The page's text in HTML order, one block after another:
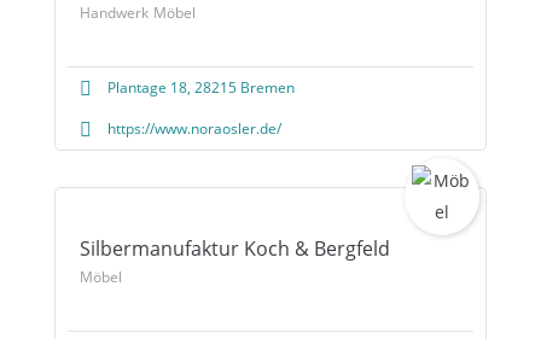
Handwerk Möbel
Plantage 18, 28215 Bremen
https://www.noraosler.de/
Silbermanufaktur Koch & Bergfeld
Möbel